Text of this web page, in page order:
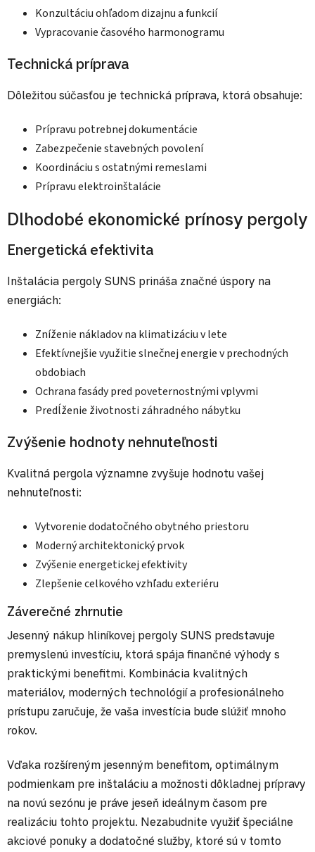
Konzultáciu ohľadom dizajnu a funkcií
Vypracovanie časového harmonogramu
Technická príprava
Dôležitou súčasťou je technická príprava, ktorá obsahuje:
Prípravu potrebnej dokumentácie
Zabezpečenie stavebných povolení
Koordináciu s ostatnými remeslami
Prípravu elektroinštalácie
Dlhodobé ekonomické prínosy pergoly
Energetická efektivita
Inštalácia pergoly SUNS prináša značné úspory na
energiách:
Zníženie nákladov na klimatizáciu v lete
Efektívnejšie využitie slnečnej energie v prechodných
obdobiach
Ochrana fasády pred poveternostnými vplyvmi
Predĺženie životnosti záhradného nábytku
Zvýšenie hodnoty nehnuteľnosti
Kvalitná pergola významne zvyšuje hodnotu vašej
nehnuteľnosti:
Vytvorenie dodatočného obytného priestoru
Moderný architektonický prvok
Zvýšenie energetickej efektivity
Zlepšenie celkového vzhľadu exteriéru
Záverečné zhrnutie
Jesenný nákup hliníkovej pergoly SUNS predstavuje
premyslenú investíciu, ktorá spája finančné výhody s
praktickými benefitmi. Kombinácia kvalitných
materiálov, moderných technológií a profesionálneho
prístupu zaručuje, že vaša investícia bude slúžiť mnoho
rokov.
Vďaka rozšíreným jesenným benefitom, optimálnym
podmienkam pre inštaláciu a možnosti dôkladnej prípravy
na novú sezónu je práve jeseň ideálnym časom pre
realizáciu tohto projektu. Nezabudnite využiť špeciálne
akciové ponuky a dodatočné služby, ktoré sú v tomto